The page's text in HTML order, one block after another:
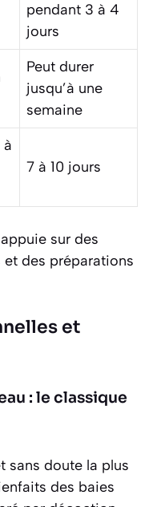
pendant 3 à 4
jours
Peut durer
jusqu’à une
semaine
à
7 à 10 jours
sur des
et des préparations
et
: le classique
sans doute la plus
des baies